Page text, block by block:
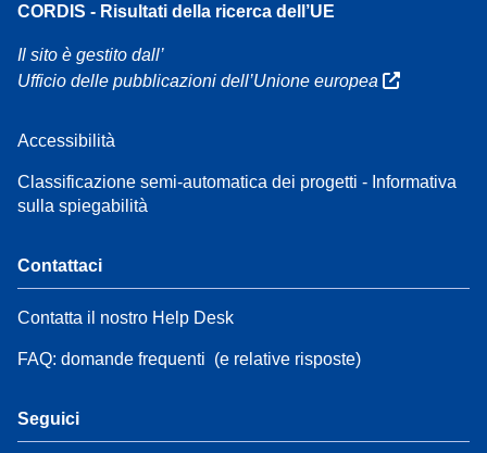
CORDIS - Risultati della ricerca dell’UE
Il sito è gestito dall’
Ufficio delle pubblicazioni dell’Unione europea
Accessibilità
Classificazione semi-automatica dei progetti - Informativa
sulla spiegabilità
Contattaci
Contatta il nostro Help Desk
FAQ: domande frequenti (e relative risposte)
Seguici